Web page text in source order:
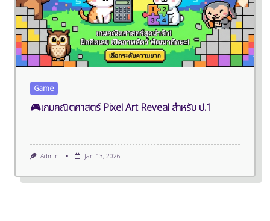
Game
🎮เกมคณิตศาสตร์ Pixel Art Reveal สำหรับ ป.1
Admin Jan 13, 2026